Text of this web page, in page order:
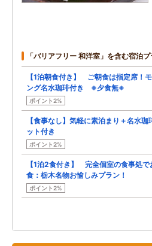
「バリアフリー 和洋室」を含む宿泊
【1泊朝食付き】 ご朝食は指定席！
ング名水珈琲付き ※夕食無※
ポイント2%
【食事なし】気軽に素泊まり＋名水珈
ット付き
ポイント2%
【1泊2食付き】 完全個室の食事処で
食：栃木名物お愉しみプラン！
ポイント2%